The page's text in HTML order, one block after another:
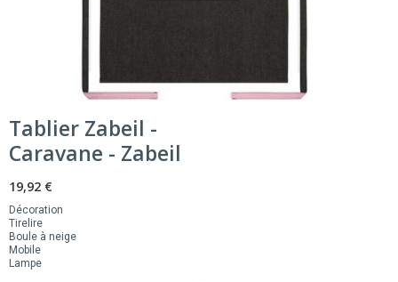
Tablier Zabeil -
Caravane - Zabeil
19,92 €
Décoration
Tirelire
Boule à neige
Mobile
Lampe